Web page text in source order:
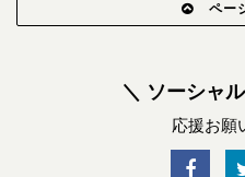
ペー
＼ ソーシャ
応援お願